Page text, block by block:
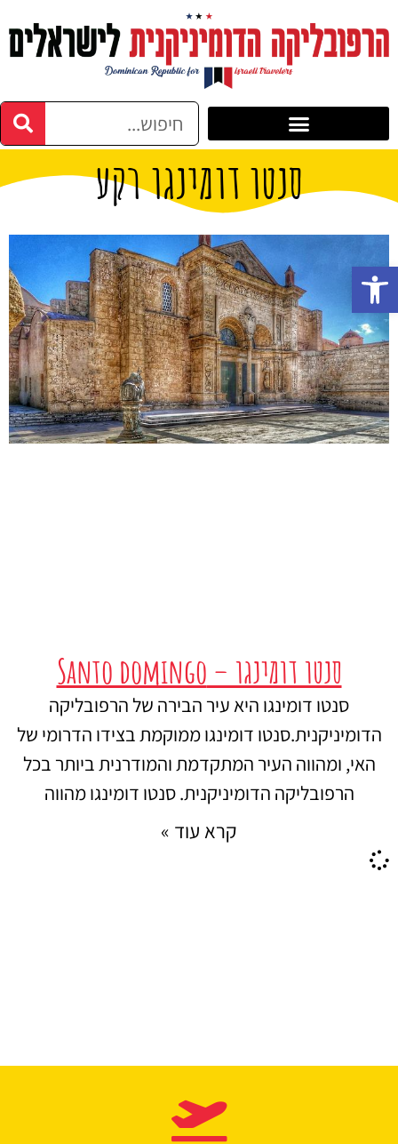
סנטו דומינגו רקע
סנטו דומינגו – Santo domingo
סנטו דומינגו היא עיר הבירה של הרפובליקה
הדומיניקנית.סנטו דומינגו ממוקמת בצידו הדרומי של
האי, ומהווה העיר המתקדמת והמודרנית ביותר בכל
הרפובליקה הדומיניקנית. סנטו דומינגו מהווה
קרא עוד »
פתח סרגל נגישות